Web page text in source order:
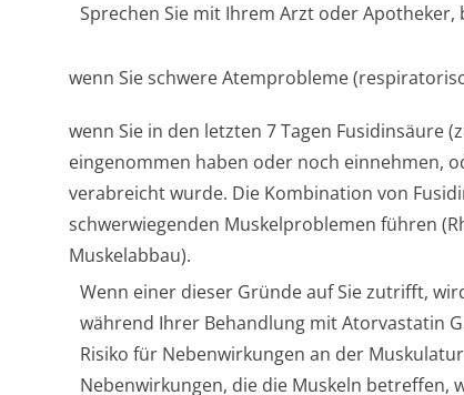
Sprechen Sie mit Ihrem Arzt oder
wenn Sie schwere Atemprobleme
wenn Sie in den letzten 7 Tagen Fusidinsäure
eingenommen haben oder noch einnehmen,
verabreicht wurde. Die Kombination von
schwerwiegenden Muskelproblemen führen
Muskelabbau).
Wenn einer dieser Gründe auf Sie zutrifft,
während Ihrer Behandlung mit Atorvastatin
Risiko für Nebenwirkungen an der
Nebenwirkungen, die die Muskeln betreffen,